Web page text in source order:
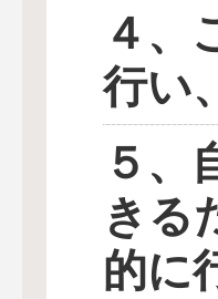
４、
行い、
５、
きる
的に